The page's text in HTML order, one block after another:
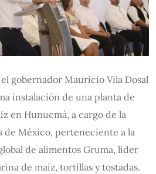
gobernador Mauricio Vila Dosal
instalación de una planta de
en Hunucmá, a cargo de la
de México, perteneciente a la
de alimentos Gruma, líder
de maíz, tortillas y tostadas.